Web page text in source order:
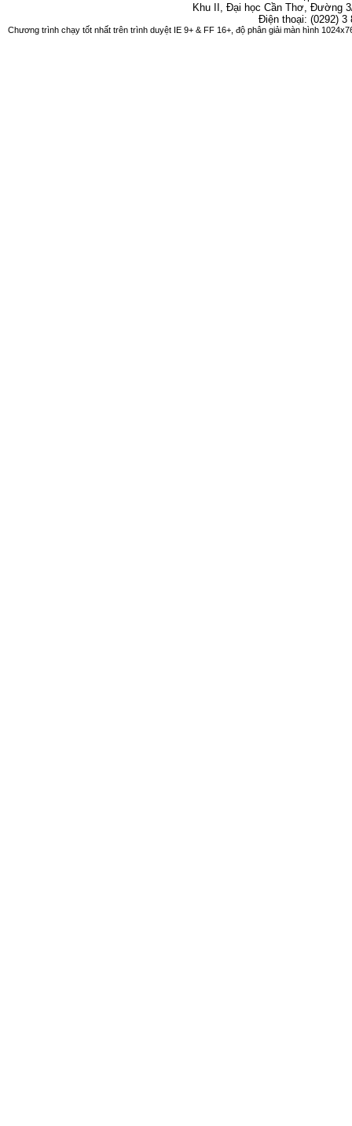
Khu II, Đại học Cần Thơ, Đường
Điện thoại: (0292)
Chương trình chạy tốt nhất trên trình duyệt IE 9+ & FF 16+, độ phân giải màn hình